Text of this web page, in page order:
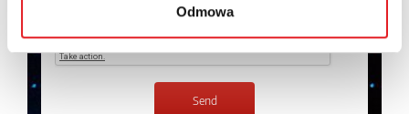
Odmowa